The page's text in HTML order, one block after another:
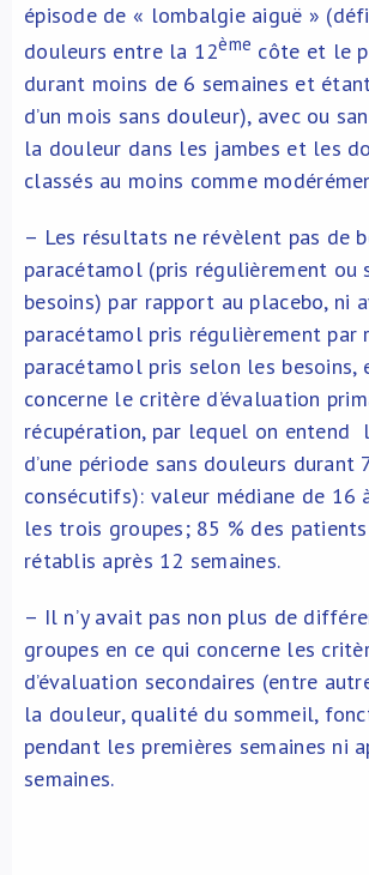
épisode de « lombalgie aiguë »
douleurs entre la 12ème côte et le
durant moins de 6 semaines et
d’un mois sans douleur), avec ou
la douleur dans les jambes et les
classés au moins comme
– Les résultats ne révèlent pas de
paracétamol (pris régulièrement ou
besoins) par rapport au placebo, ni
paracétamol pris régulièrement par
paracétamol pris selon les besoins,
concerne le critère d’évaluation
récupération, par lequel on entend
d’une période sans douleurs durant
consécutifs): valeur médiane de 16
les trois groupes; 85 % des patients
rétablis après 12 semaines.
– Il n’y avait pas non plus de
groupes en ce qui concerne les
d’évaluation secondaires (entre
la douleur, qualité du sommeil,
pendant les premières semaines ni
semaines.